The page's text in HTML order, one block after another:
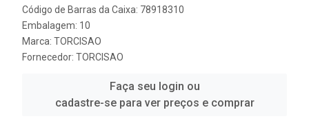
Código de Barras da Caixa: 78918310
Embalagem: 10
Marca: TORCISAO
Fornecedor: TORCISAO
Faça seu login ou
cadastre-se para ver preços e comprar